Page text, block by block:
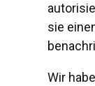
sie
Wir